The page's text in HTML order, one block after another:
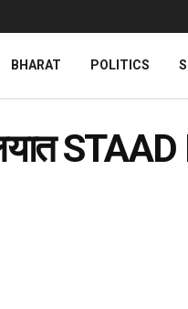
BHARAT POLITICS